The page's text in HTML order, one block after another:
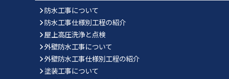
防水工事について
防水工事仕様別工程の紹介
屋上高圧洗浄と点検
外壁防水工事について
外壁防水工事仕様別工程の紹介
塗装工事について